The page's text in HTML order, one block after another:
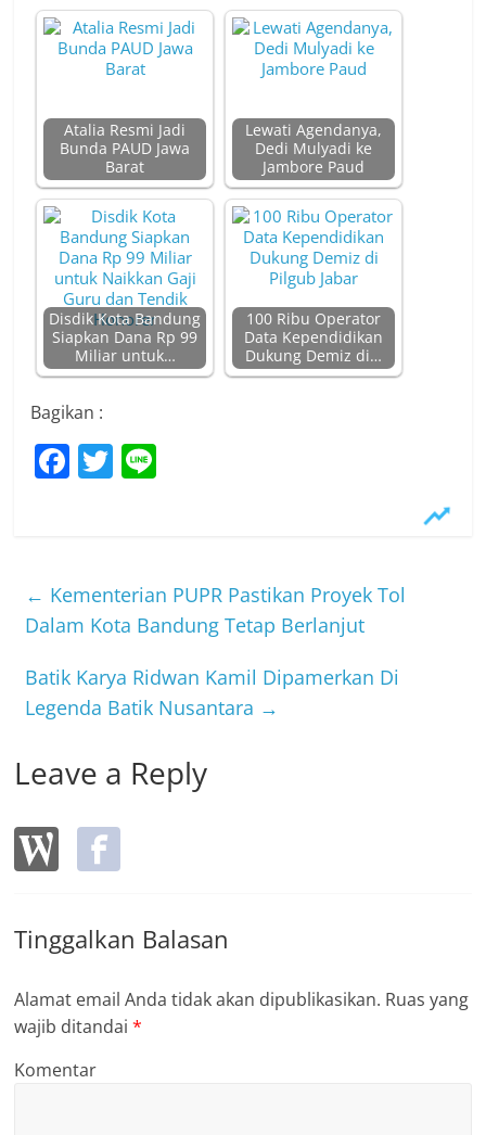
Atalia Resmi Jadi
Bunda PAUD Jawa
Barat
Lewati Agendanya,
Dedi Mulyadi ke
Jambore Paud
Disdik Kota Bandung
Siapkan Dana Rp 99
Miliar untuk…
100 Ribu Operator
Data Kependidikan
Dukung Demiz di…
Bagikan :
F
b
o
o
k
T
← Kementerian PUPR Pastikan Proyek Tol
Dalam Kota Bandung Tetap Berlanjut
Batik Karya Ridwan Kamil Dipamerkan Di
Legenda Batik Nusantara →
Leave a Reply
Tinggalkan Balasan
Alamat email Anda tidak akan dipublikasikan. Ruas yang
wajib ditandai*
Komentar